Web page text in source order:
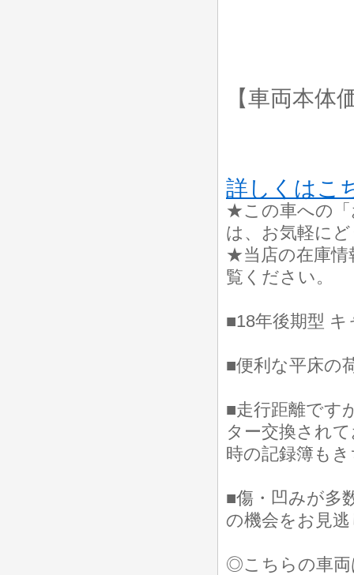
【車両本体
詳しくはこ
★この車への「
は、お気軽に
★当店の在庫情
覧ください。
■18年後期型
■便利な平床の
■走行距離です
ター交換され
時の記録簿も
■傷・凹みが多
の機会をお見
◎こちらの車両